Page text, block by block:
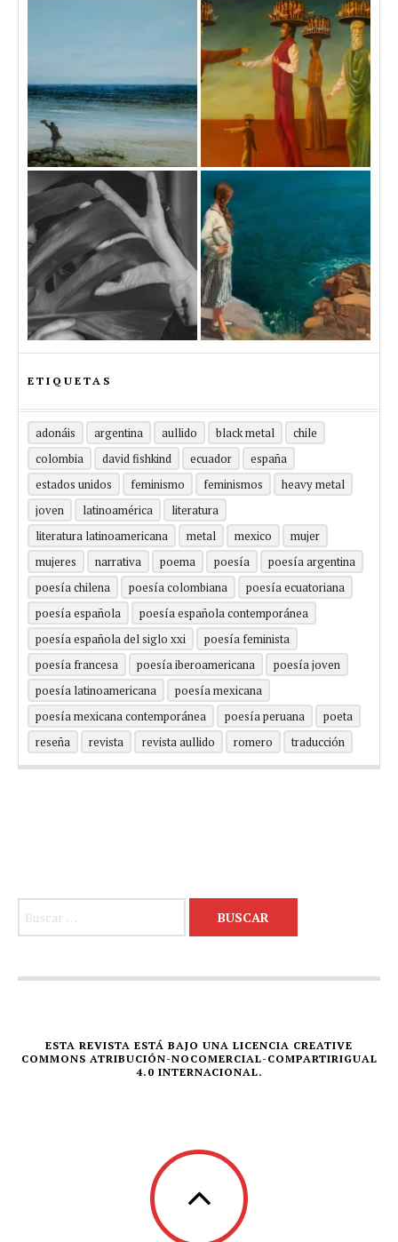
ETIQUETAS
adonáis argentina aullido black metal
chile
colombia
david fishkind ecuador
españa
estados unidos
feminismo feminismos
heavy metal
joven
latinoamérica
literatura
literatura latinoamericana
metal mexico
mujer
mujeres
narrativa poema poesía
poesía argentina
poesía chilena
poesía colombiana
poesía ecuatoriana
poesía española
poesía española contemporánea
poesía española del siglo xxi
poesía feminista
poesía francesa
poesía iberoamericana
poesía joven
poesía latinoamericana
poesía mexicana
poesía mexicana contemporánea
poesía peruana
poeta
reseña
revista revista aullido romero traducción
ESTA REVISTA ESTÁ BAJO UNA LICENCIA CREATIVE
COMMONS ATRIBUCIÓN-NOCOMERCIAL-COMPARTIRIGUAL
4.0 INTERNACIONAL.